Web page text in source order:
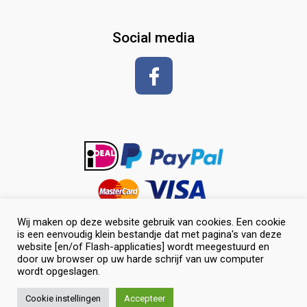
vlechten en toiletteren
Social media
makendoor Chuck's
Wij maken op deze website gebruik van cookies. Een cookie
is een eenvoudig klein bestandje dat met pagina's van deze
website [en/of Flash-applicaties] wordt meegestuurd en
door uw browser op uw harde schrijf van uw computer
wordt opgeslagen.
Cookie instellingen Accepteer